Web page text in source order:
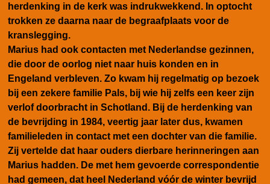
herdenking in de kerk was indrukwekkend. In optocht
trokken ze daarna naar de begraafplaats voor de
kranslegging.
Marius had ook contacten met Nederlandse gezinnen,
die door de oorlog niet naar huis konden en in
Engeland verbleven. Zo kwam hij regelmatig op bezoek
bij een zekere familie Pals, bij wie hij zelfs een keer zijn
verlof doorbracht in Schotland. Bij de herdenking van
de bevrijding in 1984, veertig jaar later dus, kwamen
familieleden in contact met een dochter van die familie.
Zij vertelde dat haar ouders dierbare herinneringen aan
Marius hadden. De met hem gevoerde correspondentie
had gemeen, dat heel Nederland vóór de winter bevrijd